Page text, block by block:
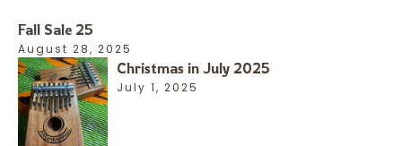
Fall Sale 25
August 28, 2025
Christmas in July 2025
July 1, 2025